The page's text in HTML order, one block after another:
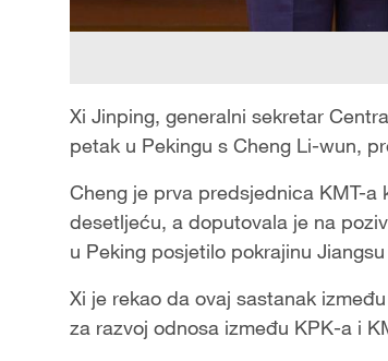
Xi Jinping, generalni sekretar
petak u Pekingu s Cheng Li-wun,
Cheng je prva predsjednica KMT-a
desetljeću, a doputovala je na
u Peking posjetilo pokrajinu
Xi je rekao da ovaj sastanak
za razvoj odnosa između KPK-a i